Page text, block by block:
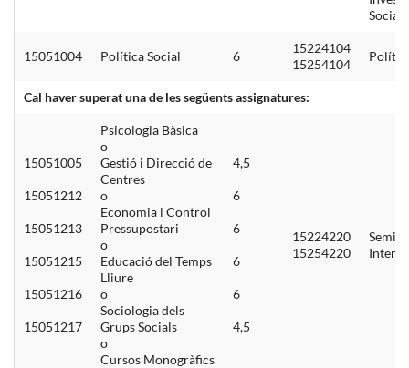
Social
15051004 Política Social 6
15224104
15254104
Cal haver superat una de les següents assignatures:
15051005
15051212
15051213
15051215
15051216
15051217
Psicologia Bàsica
o
Gestió i Direcció de
Centres
o
Economia i Control
Pressupostari
o
Educació del Temps
Lliure
o
Sociologia dels
Grups Socials
o
Cursos Monogràfics
4,5
6
6
6
6
4,5
15224220
15254220